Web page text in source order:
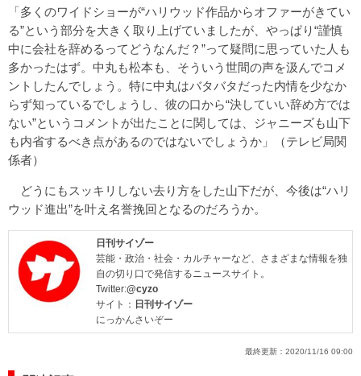
「多くのワイドショーが“ハリウッド作品からオファーがきてい
る”という部分を大きく取り上げていましたが、やっぱり“謹慎
中に会社を辞めるってどうなんだ？”って疑問に思っていた人も
多かったはず。中丸も松本も、そういう世間の声を汲んでコメ
ントしたんでしょう。特に中丸はバタバタだった内情を少なか
らず知っているでしょうし、彼の口から“決していい辞め方では
ない”というコメントが出たことに関しては、ジャニーズも山下
も内省するべき点があるのではないでしょうか」（テレビ局関
係者）
どうにもスッキリしない去り方をした山下だが、今後は“ハリ
ウッド進出”を叶え名誉挽回となるのだろうか。
日刊サイゾー
芸能・政治・社会・カルチャーなど、さまざまな情報を独
自の切り口で発信するニュースサイト。
Twitter:@cyzo
サイト： 日刊サイゾー
にっかんさいぞー
最終更新： 2020/11/16 09:00